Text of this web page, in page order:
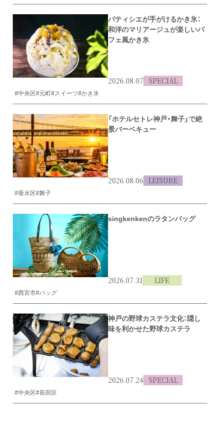
パティシエが手がけるかき氷：
和洋のマリアージュが楽しいパ
フェ風かき氷
2026.08.07 SPECIAL
#中央区#元町#スイーツ#かき氷
「ホテルセトレ神戸・舞子」で絶
景バーベキュー
2026.08.06 LEISURE
#垂水区#舞子
singkenkenのラタンバッグ
2026.07.31 LIFE
#西宮市#バッグ
神戸の野球カステラ文化：隠し
味を利かせた野球カステラ
2026.07.24 SPECIAL
#中央区#長田区